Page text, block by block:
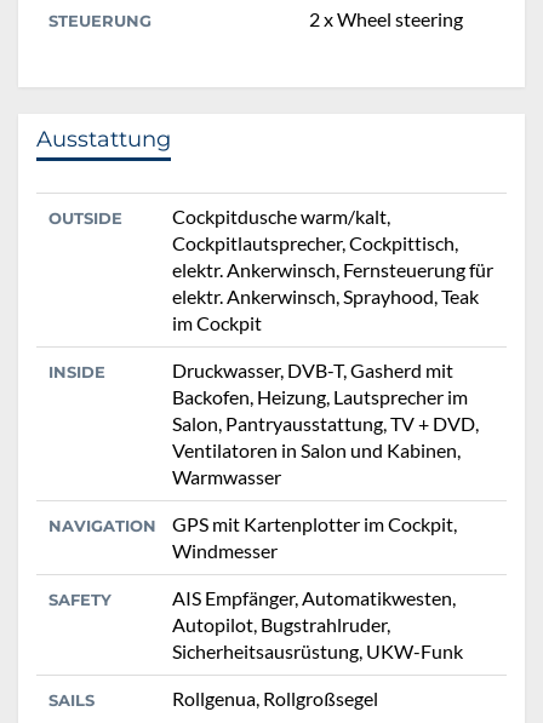
STEUERUNG 2 x Wheel steering
Ausstattung
OUTSIDE
Cockpitdusche warm/kalt,
Cockpitlautsprecher, Cockpittisch,
elektr. Ankerwinsch, Fernsteuerung für
elektr. Ankerwinsch, Sprayhood, Teak
im Cockpit
INSIDE
Druckwasser, DVB-T, Gasherd mit
Backofen, Heizung, Lautsprecher im
Salon, Pantryausstattung, TV + DVD,
Ventilatoren in Salon und Kabinen,
Warmwasser
NAVIGATION
GPS mit Kartenplotter im Cockpit,
Windmesser
SAFETY
AIS Empfänger, Automatikwesten,
Autopilot, Bugstrahlruder,
Sicherheitsausrüstung, UKW-Funk
SAILS Rollgenua, Rollgroßsegel